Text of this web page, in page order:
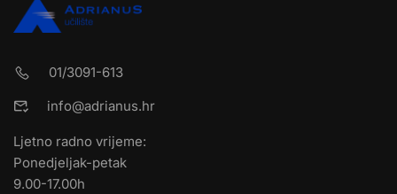
01/3091-613
info@adrianus.hr
Ljetno radno vrijeme:
Ponedjeljak-petak
9.00-17.00h